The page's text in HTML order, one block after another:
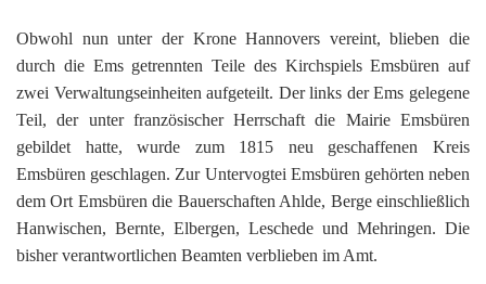
Obwohl nun unter der Krone Hannovers vereint, blieben die
durch die Ems getrennten Teile des Kirchspiels Emsbüren auf
zwei Verwaltungseinheiten aufgeteilt. Der links der Ems gelegene
Teil, der unter französischer Herrschaft die Mairie Emsbüren
gebildet hatte, wurde zum 1815 neu geschaffenen Kreis
Emsbüren geschlagen. Zur Untervogtei Emsbüren gehörten neben
dem Ort Emsbüren die Bauerschaften Ahlde, Berge einschließlich
Hanwischen, Bernte, Elbergen, Leschede und Mehringen. Die
bisher verantwortlichen Beamten verblieben im Amt.